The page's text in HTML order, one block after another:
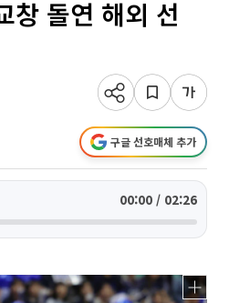
창 돌연 해외 선
구글 선호매체 추가
00:00 / 02:26